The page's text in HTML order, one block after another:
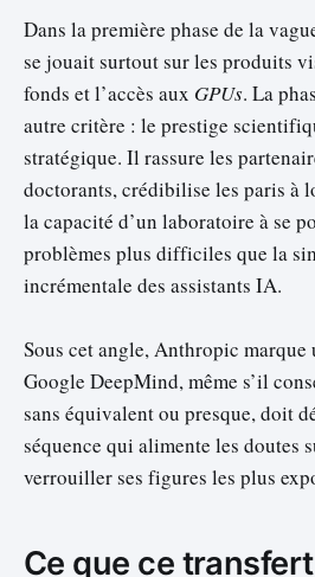
Dans la première phase de la
se jouait surtout sur les produits
fonds et l’accès aux GPUs. La
autre critère : le prestige
stratégique. Il rassure les
doctorants, crédibilise les paris à
la capacité d’un laboratoire à se
problèmes plus difficiles que la
incrémentale des assistants IA.
Sous cet angle, Anthropic
Google DeepMind, même s’il
sans équivalent ou presque, doit
séquence qui alimente les doutes
verrouiller ses figures les plus
Ce que ce